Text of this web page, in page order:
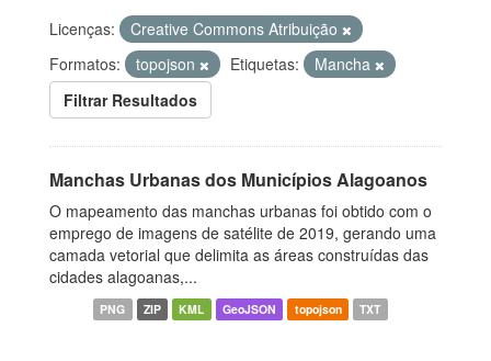
Licenças:
Creative Commons Atribuição
Formatos:
topojson Etiquetas:
Mancha
Filtrar Resultados
Manchas Urbanas dos Municípios Alagoanos
O mapeamento das manchas urbanas foi obtido com o
emprego de imagens de satélite de 2019, gerando uma
camada vetorial que delimita as áreas construídas das
cidades alagoanas,...
PNG ZIP KML GeoJSON topojson TXT